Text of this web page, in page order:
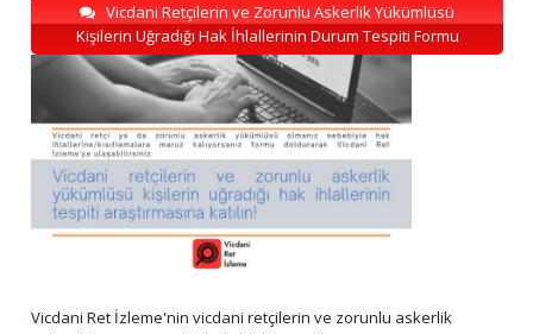
Vicdani Retçilerin ve Zorunlu Askerlik Yükümlüsü
Kişilerin Uğradığı Hak İhlallerinin Durum Tespiti Formu
Vicdani Ret İzleme'nin vicdani retçilerin ve zorunlu askerlik